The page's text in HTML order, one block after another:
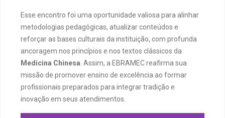
Esse encontro foi uma oportunidade valiosa para alinhar
metodologias pedagógicas, atualizar conteúdos e
reforçar as bases culturais da instituição, com profunda
ancoragem nos princípios e nos textos clássicos da
Medicina Chinesa . Assim, a EBRAMEC reafirma sua
missão de promover ensino de excelência ao formar
profissionais preparados para integrar tradição e
inovação em seus atendimentos.